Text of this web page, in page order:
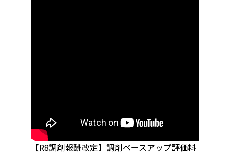
【R8調剤報酬改定】調剤ベースアップ評価料